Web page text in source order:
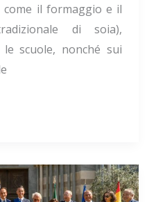
il formaggio e il
di soia),
scuole, nonché sui